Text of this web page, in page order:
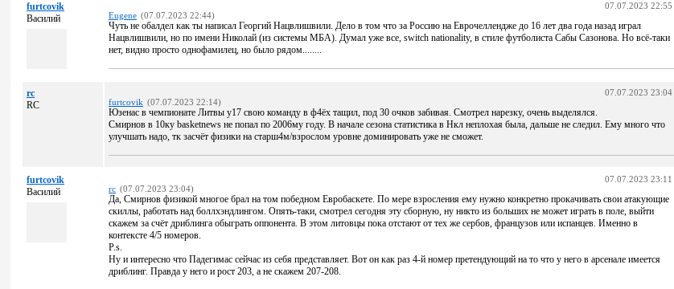
furtcovik
Василий
07.07.2023 22:55
Eugene (07.07.2023 22:44)
Чуть не обалдел как ты написал Георгий Нацвлишвили. Дело в том что за Россию на Еврочеллендже до 16 лет два года назад играл
Нацвлишвили, но по имени Николай (из системы МБА). Думал уже все, switch nationality, в стиле футболиста Сабы Сазонова. Но всё-таки
нет, видно просто однофамилец, но было рядом........
rc
RC
07.07.2023 23:04
furtcovik (07.07.2023 22:14)
Юзенас в чемпионате Литвы у17 свою команду в ф4ёх тащил, под 30 очков забивая. Смотрел нарезку, очень выделялся.
Смирнов в 10ку basketnews не попал по 2006му году. В начале сезона статистика в Нкл неплохая была, дальше не следил. Ему много что
улучшать надо, тк засчёт физики на старш4м/взрослом уровне доминировать уже не сможет.
furtcovik
Василий
07.07.2023 23:11
rc (07.07.2023 23:04)
Да, Смирнов физикой многое брал на том победном Евробаскете. По мере взросления ему нужно конкретно прокачивать свои атакующие
скиллы, работать над боллхэндлингом. Опять-таки, смотрел сегодня эту сборную, ну никто из больших не может играть в поле, выйти
скажем за счёт дриблинга обыграть оппонента. В этом литовцы пока отстают от тех же сербов, французов или испанцев. Именно в
контексте 4/5 номеров.
P.s.
Ну и интересно что Падегимас сейчас из себя представляет. Вот он как раз 4-й номер претендующий на то что у него в арсенале имеется
дриблинг. Правда у него и рост 203, а не скажем 207-208.